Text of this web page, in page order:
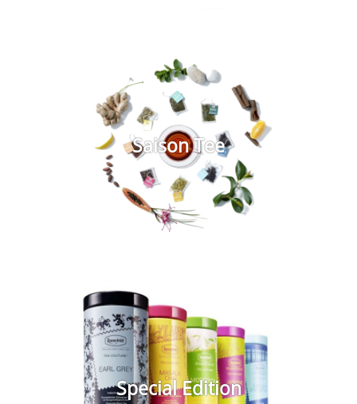
Saison Tee
Special Edition